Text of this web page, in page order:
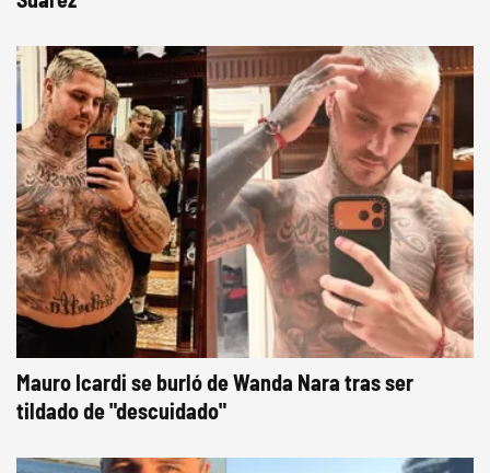
Mauro Icardi se burló de Wanda Nara tras ser
tildado de "descuidado"